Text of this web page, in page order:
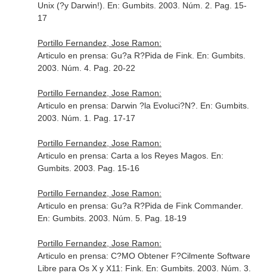
Unix (?y Darwin!). En: Gumbits. 2003. Núm. 2. Pag. 15-
17
Portillo Fernandez, Jose Ramon:
Articulo en prensa: Gu?a R?Pida de Fink. En: Gumbits.
2003. Núm. 4. Pag. 20-22
Portillo Fernandez, Jose Ramon:
Articulo en prensa: Darwin ?la Evoluci?N?. En: Gumbits.
2003. Núm. 1. Pag. 17-17
Portillo Fernandez, Jose Ramon:
Articulo en prensa: Carta a los Reyes Magos. En:
Gumbits. 2003. Pag. 15-16
Portillo Fernandez, Jose Ramon:
Articulo en prensa: Gu?a R?Pida de Fink Commander.
En: Gumbits. 2003. Núm. 5. Pag. 18-19
Portillo Fernandez, Jose Ramon:
Articulo en prensa: C?MO Obtener F?Cilmente Software
Libre para Os X y X11: Fink. En: Gumbits. 2003. Núm. 3.